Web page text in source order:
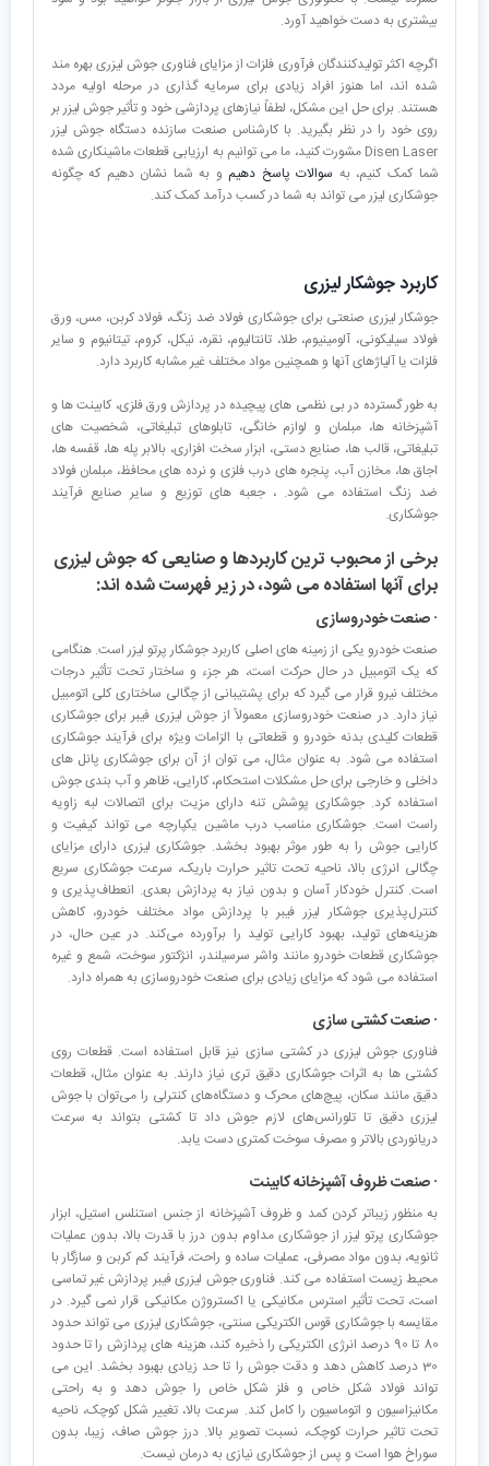
بیشتری به دست خواهید آورد.
اگرچه اکثر تولیدکنندگان فرآوری فلزات از مزایای فناوری جوش لیزری بهره مند
شده اند، اما هنوز افراد زیادی برای سرمایه گذاری در مرحله اولیه مردد
هستند. برای حل این مشکل، لطفاً نیازهای پردازشی خود و تأثیر جوش لیزر بر
روی خود را در نظر بگیرید. با کارشناس صنعت سازنده دستگاه جوش لیزر
Disen Laser مشورت کنید، ما می توانیم به ارزیابی قطعات ماشینکاری شده
شما کمک کنیم، به سوالات پاسخ دهیم و به شما نشان دهیم که چگونه
جوشکاری لیزر می تواند به شما در کسب درآمد کمک کند.
کاربرد جوشکار لیزری
جوشکار لیزری صنعتی برای جوشکاری فولاد ضد زنگ، فولاد کربن، مس، ورق
فولاد سیلیکونی، آلومینیوم، طلا، تانتالیوم، نقره، نیکل، کروم، تیتانیوم و سایر
فلزات یا آلیاژهای آنها و همچنین مواد مختلف غیر مشابه کاربرد دارد.
به طور گسترده در بی نظمی های پیچیده در پردازش ورق فلزی، کابینت ها و
آشپزخانه ها، مبلمان و لوازم خانگی، تابلوهای تبلیغاتی، شخصیت های
تبلیغاتی، قالب ها، صنایع دستی، ابزار سخت افزاری، بالابر پله ها، قفسه ها،
اجاق ها، مخازن آب، پنجره های درب فلزی و نرده های محافظ، مبلمان فولاد
ضد زنگ استفاده می شود. ، جعبه های توزیع و سایر صنایع فرآیند
جوشکاری.
برخی از محبوب ترین کاربردها و صنایعی که جوش لیزری
برای آنها استفاده می شود، در زیر فهرست شده اند:
· صنعت خودروسازی
صنعت خودرو یکی از زمینه های اصلی کاربرد جوشکار پرتو لیزر است. هنگامی
که یک اتومبیل در حال حرکت است، هر جزء و ساختار تحت تأثیر درجات
مختلف نیرو قرار می گیرد که برای پشتیبانی از چگالی ساختاری کلی اتومبیل
نیاز دارد. در صنعت خودروسازی معمولاً از جوش لیزری فیبر برای جوشکاری
قطعات کلیدی بدنه خودرو و قطعاتی با الزامات ویژه برای فرآیند جوشکاری
استفاده می شود. به عنوان مثال، می توان از آن برای جوشکاری پانل های
داخلی و خارجی برای حل مشکلات استحکام، کارایی، ظاهر و آب بندی جوش
استفاده کرد. جوشکاری پوشش تنه دارای مزیت برای اتصالات لبه زاویه
راست است. جوشکاری مناسب درب ماشین یکپارچه می تواند کیفیت و
کارایی جوش را به طور موثر بهبود بخشد. جوشکاری لیزری دارای مزایای
چگالی انرژی بالا، ناحیه تحت تاثیر حرارت باریک، سرعت جوشکاری سریع
است. کنترل خودکار آسان و بدون نیاز به پردازش بعدی. انعطاف‌پذیری و
کنترل‌پذیری جوشکار لیزر فیبر با پردازش مواد مختلف خودرو، کاهش
هزینه‌های تولید، بهبود کارایی تولید را برآورده می‌کند. در عین حال، در
جوشکاری قطعات خودرو مانند واشر سرسیلندر، انژکتور سوخت، شمع و غیره
استفاده می شود که مزایای زیادی برای صنعت خودروسازی به همراه دارد.
· صنعت کشتی سازی
فناوری جوش لیزری در کشتی سازی نیز قابل استفاده است. قطعات روی
کشتی ها به اثرات جوشکاری دقیق تری نیاز دارند. به عنوان مثال، قطعات
دقیق مانند سکان، پیچ‌های محرک و دستگاه‌های کنترلی را می‌توان با جوش
لیزری دقیق تا تلورانس‌های لازم جوش داد تا کشتی بتواند به سرعت
دریانوردی بالاتر و مصرف سوخت کمتری دست یابد.
· صنعت ظروف آشپزخانه کابینت
به منظور زیباتر کردن کمد و ظروف آشپزخانه از جنس استنلس استیل، ابزار
جوشکاری پرتو لیزر از جوشکاری مداوم بدون درز با قدرت بالا، بدون عملیات
ثانویه، بدون مواد مصرفی، عملیات ساده و راحت، فرآیند کم کربن و سازگار با
محیط زیست استفاده می کند. فناوری جوش لیزری فیبر پردازش غیر تماسی
است، تحت تأثیر استرس مکانیکی یا اکستروژن مکانیکی قرار نمی گیرد. در
مقایسه با جوشکاری قوس الکتریکی سنتی، جوشکاری لیزری می تواند حدود
80 تا 90 درصد انرژی الکتریکی را ذخیره کند، هزینه های پردازش را تا حدود
30 درصد کاهش دهد و دقت جوش را تا حد زیادی بهبود بخشد. این می
تواند فولاد شکل خاص و فلز شکل خاص را جوش دهد و به راحتی
مکانیزاسیون و اتوماسیون را کامل کند. سرعت بالا، تغییر شکل کوچک، ناحیه
تحت تاثیر حرارت کوچک، نسبت تصویر بالا. درز جوش صاف، زیبا، بدون
سوراخ هوا است و پس از جوشکاری نیازی به درمان نیست.